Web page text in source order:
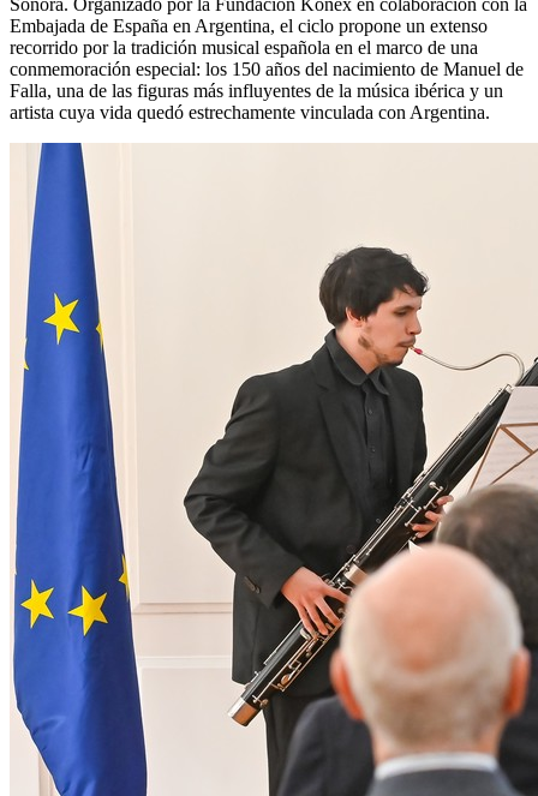
Embajada de España en Argentina, el ciclo propone un extenso
recorrido por la tradición musical española en el marco de una
conmemoración especial: los 150 años del nacimiento de Manuel de
Falla, una de las figuras más influyentes de la música ibérica y un
artista cuya vida quedó estrechamente vinculada con Argentina.